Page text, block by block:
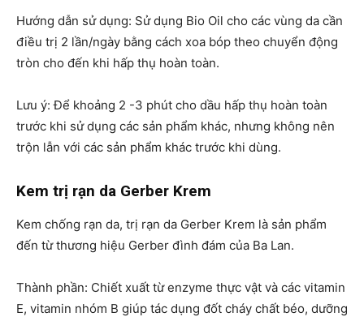
Hướng dẫn sử dụng: Sử dụng Bio Oil cho các vùng da cần
điều trị 2 lần/ngày bằng cách xoa bóp theo chuyển động
tròn cho đến khi hấp thụ hoàn toàn.
Lưu ý: Để khoảng 2 -3 phút cho dầu hấp thụ hoàn toàn
trước khi sử dụng các sản phẩm khác, nhưng không nên
trộn lẫn với các sản phẩm khác trước khi dùng.
Kem trị rạn da Gerber Krem
Kem chống rạn da, trị rạn da Gerber Krem là sản phẩm
đến từ thương hiệu Gerber đình đám của Ba Lan.
Thành phần: Chiết xuất từ enzyme thực vật và các vitamin
E, vitamin nhóm B giúp tác dụng đốt cháy chất béo, dưỡng